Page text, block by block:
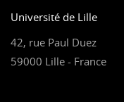
Université de Lille
42, rue Paul Duez
59000 Lille - France